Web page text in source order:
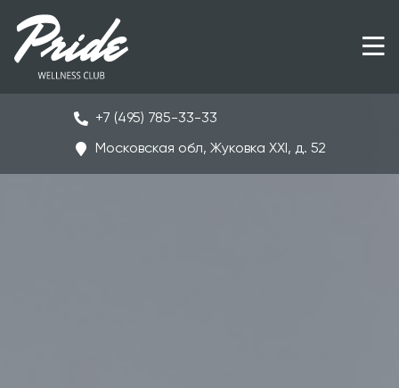
+7 (495) 785-33-33
Московская обл, Жуковка ХХI, д. 52